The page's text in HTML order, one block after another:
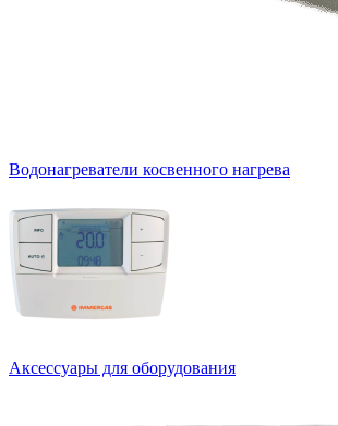
Водонагреватели косвенного нагрева
Аксессуары для оборудования